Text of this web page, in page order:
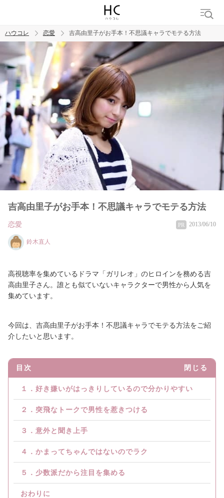
トレンド ワード
恋愛
ハウコレ 恋愛 吉高由里子がお手本！不思議キャラでモテる方法
吉高由里子がお手本！不思議キャラでモテる方法
恋愛 PR 2013/06/10
鈴木直人
高視聴率を集めているドラマ「ガリレオ」のヒロインを務める吉
高由里子さん。誰とも似ていないキャラクターで男性から人気を
集めています。
今回は、吉高由里子がお手本！不思議キャラでモテる方法をご紹
介したいと思います。
目次 閉じる
１．好き嫌いがはっきりしているので分かりやすい
２．突飛なトークで男性を惹きつける
３．意外と聞き上手
４．かまってちゃんではないのでラク
５．少数派だから注目を集める
おわりに